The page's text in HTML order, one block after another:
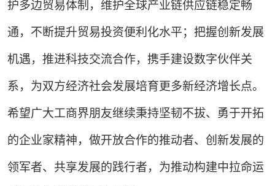
护多边贸易体制，维护全球产业链供应链稳定畅
通，不断提升贸易投资便利化水平；把握创新发展
机遇，推进科技交流合作，携手建设数字伙伴关
系，为双方经济社会发展培育更多新经济增长点。
希望广大工商界朋友继续秉持坚韧不拔、勇于开拓
的企业家精神，做开放合作的推动者、创新发展的
领军者、共享发展的践行者，为推动构建中拉命运